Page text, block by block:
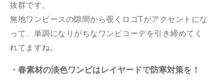
抜群です。
無地ワンピースの隙間から覗くロゴTがアクセントにな
って、単調になりがちなワンピコーデを引き締めてく
れてますね。
・春素材の淡色ワンピはレイヤードで防寒対策を！